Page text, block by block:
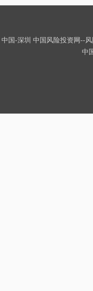
中国-深圳 中国风险投资网--
中